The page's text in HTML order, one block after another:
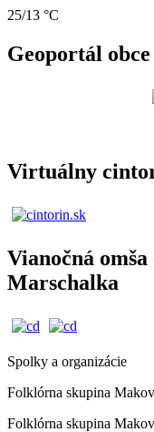
25/13 °C
Geoportál obce
Virtuálny
Vianočná
Marschalka
Spolky a organizácie
Folklórna skupina
Folklórna skupina